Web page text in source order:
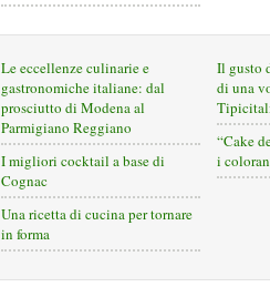
Le eccellenze culinarie e
gastronomiche italiane: dal
prosciutto di Modena al
Parmigiano Reggiano
I migliori cocktail a base di
Cognac
Una ricetta di cucina per tornare
in forma
Il gusto
di una
“Cake
i